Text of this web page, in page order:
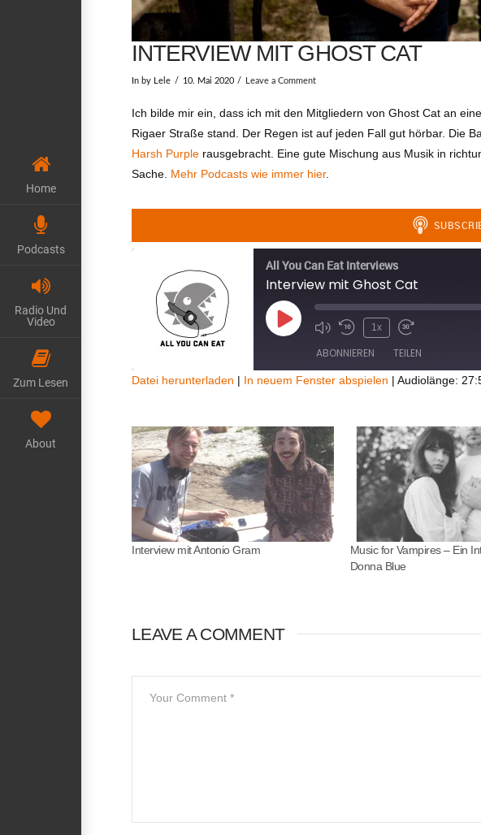
Home
Podcasts
Radio Und
Video
Zum Lesen
About
INTERVIEW MIT GHOST CAT
In by Lele 10. Mai 2020 Leave a Comment
Ich bilde mir ein, dass ich mit den Mitgliedern von Ghost Cat an
Rigaer Straße stand. Der Regen ist auf jeden Fall gut hörbar. Die
Harsh Purple rausgebracht. Eine gute Mischung aus Musik in
Sache. Mehr Podcasts wie immer hier.
All You Can Eat Interviews
Interview mit Ghost Cat
Play
Episode
1x
ABONNIEREN TEILEN
LINK
EMBED
Datei herunterladen | In neuem Fenster abspielen |Audiolänge:
Interview mit Antonio Gram
Music for Vampires – Ein
Donna Blue
LEAVE A COMMENT